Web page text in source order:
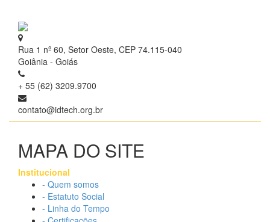
Rua 1 nº 60, Setor Oeste, CEP 74.115-040
Goiânia - Goiás
+ 55 (62) 3209.9700
contato@idtech.org.br
MAPA DO SITE
Institucional
- Quem somos
- Estatuto Social
- Linha do Tempo